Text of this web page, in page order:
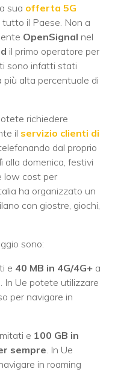
sua offerta 5G
il Paese. Non a
OpenSignal nel
il primo operatore per
sono infatti stati
più alta percentuale di
richiedere
il servizio clienti di
dal proprio
alla domenica, festivi
low cost per
ha organizzato un
con giostre, giochi,
sono:
e 40 MB in 4G/4G+ a
. In Ue potete utilizzare
per navigare in
e 100 GB in
sempre. In Ue
in roaming